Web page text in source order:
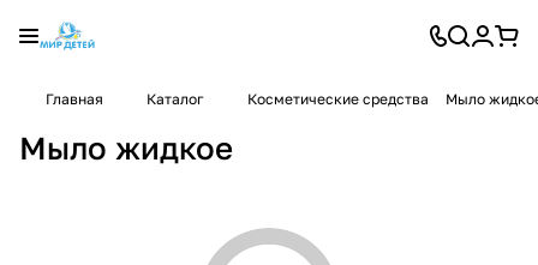
Главная Каталог Косметические средства Мыло
Мыло жидкое